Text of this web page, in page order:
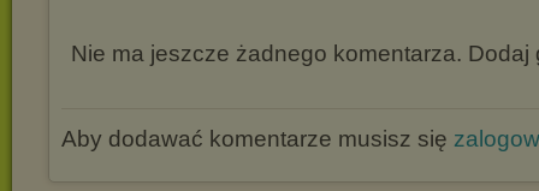
Nie ma jeszcze żadnego komentarza. Dodaj
Aby dodawać komentarze musisz się